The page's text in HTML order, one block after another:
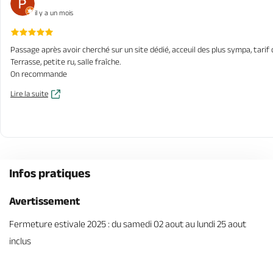
il y a un mois
Passage après avoir cherché sur un site dédié, acceuil des plus sympa,
Terrasse, petite ru, salle fraîche.
On recommande
Lire la suite
Infos pratiques
Avertissement
Fermeture estivale 2025 : du samedi 02 aout au lundi 25 aout
inclus